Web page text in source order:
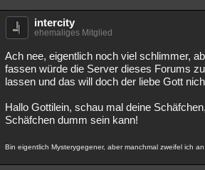
intercity
ehemaliges Mitglied
Ach nee, eigentlich noch viel schlimmer,
fassen würde die Server dieses Forums
lassen und das will doch der liebe Gott
Hallo Gottilein, schau mal deine
Schäfchen dumm sein kann!
Bin eigentlich Mysterygegener, aber manchmal zweifel ich an